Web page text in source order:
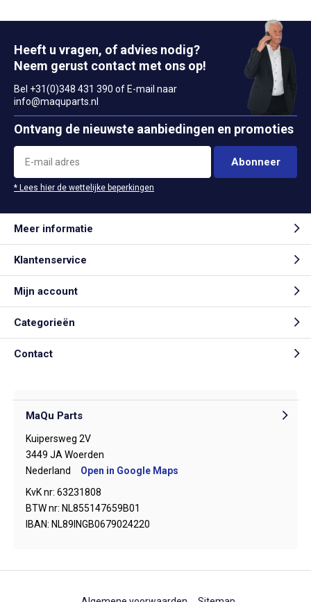
Heeft u vragen, of advies nodig?
Neem gerust contact met ons op!
Bel +31(0)348 431 390 of E-mail naar
info@maquparts.nl
Ontvang de nieuwste aanbiedingen en promoties
Abonneer
* Lees hier de wettelijke beperkingen
Meer informatie
Klantenservice
Mijn account
Categorieën
Contact
MaQu Parts
Kuipersweg 2V
3449 JA Woerden
Nederland
Open in Google Maps
KvK nr: 63231808
BTW nr: NL855147659B01
IBAN: NL89INGB0679024220